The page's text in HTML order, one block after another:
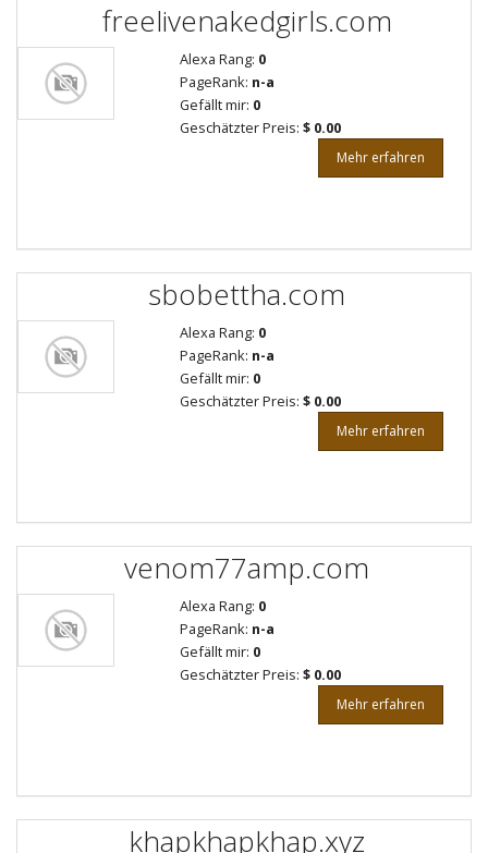
freelivenakedgirls.com
Alexa Rang: 0
PageRank: n-a
Gefällt mir: 0
Geschätzter Preis: $ 0.00
Mehr erfahren
sbobettha.com
Alexa Rang: 0
PageRank: n-a
Gefällt mir: 0
Geschätzter Preis: $ 0.00
Mehr erfahren
venom77amp.com
Alexa Rang: 0
PageRank: n-a
Gefällt mir: 0
Geschätzter Preis: $ 0.00
Mehr erfahren
khapkhapkhap.xyz